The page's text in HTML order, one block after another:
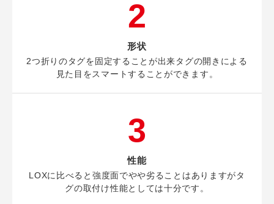
2
形状
2つ折りのタグを固定することが出来タグの開きによる
見た目をスマートすることができます。
3
性能
LOXに比べると強度面でやや劣ることはありますがタ
グの取付け性能としては十分です。